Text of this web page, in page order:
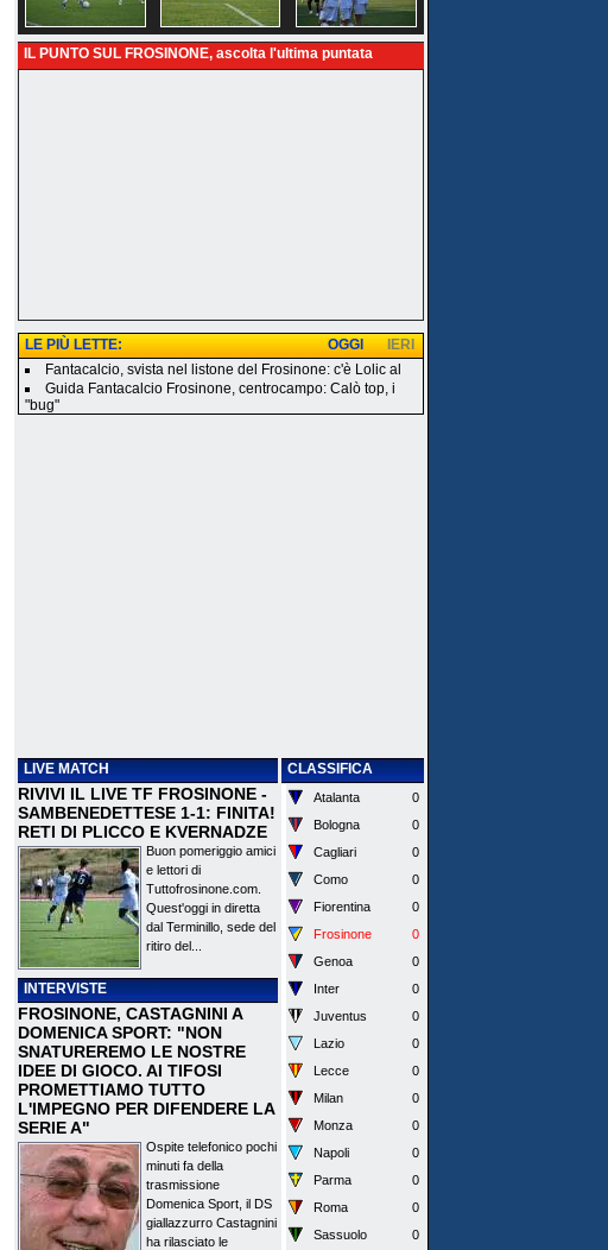
IL PUNTO SUL FROSINONE, ascolta l'ultima puntata
LE PIÙ LETTE: IERI
OGGI
Fantacalcio, svista nel listone del Frosinone: c'è Lolic al
Guida Fantacalcio Frosinone, centrocampo: Calò top, i
"bug"
LIVE MATCH
RIVIVI IL LIVE TF FROSINONE -
SAMBENEDETTESE 1-1: FINITA!
RETI DI PLICCO E KVERNADZE
Buon pomeriggio amici
e lettori di
Tuttofrosinone.com.
Quest'oggi in diretta
dal Terminillo, sede del
ritiro del...
INTERVISTE
FROSINONE, CASTAGNINI A
DOMENICA SPORT: "NON
SNATUREREMO LE NOSTRE
IDEE DI GIOCO. AI TIFOSI
PROMETTIAMO TUTTO
L'IMPEGNO PER DIFENDERE LA
SERIE A"
Ospite telefonico pochi
minuti fa della
trasmissione
Domenica Sport, il DS
giallazzurro Castagnini
ha rilasciato le
CLASSIFICA
Atalanta
0
Bologna
0
Cagliari
0
Como
0
Fiorentina
0
Frosinone
0
Genoa
0
Inter
0
Juventus
0
Lazio
0
Lecce
0
Milan
0
Monza
0
Napoli
0
Parma
0
Roma
0
Sassuolo
0